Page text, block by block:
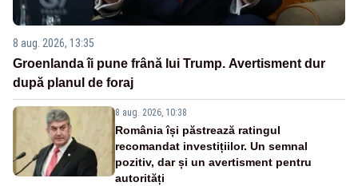
8 aug. 2026, 13:35
Groenlanda îi pune frână lui Trump. Avertisment dur
după planul de foraj
8 aug. 2026, 10:38
România își păstrează ratingul
recomandat investițiilor. Un semnal
pozitiv, dar și un avertisment pentru
autorități